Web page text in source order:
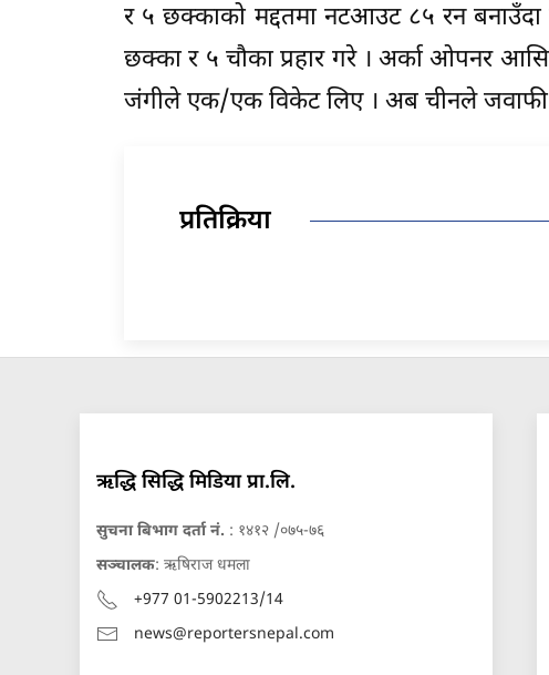
र ५ छक्काको मद्दतमा नटआउट ८५ रन
छक्का र ५ चौका प्रहार गरे । अर्का ओपनर
जंगीले एक/एक विकेट लिए । अब चीनले जवाफी
प्रतिक्रिया
ऋद्धि सिद्धि मिडिया प्रा.लि.
सुचना बिभाग दर्ता नं. : १४१२ /०७५-७६
सञ्चालक: ऋषिराज धमला
+977 01-5902213/14
news@reportersnepal.com